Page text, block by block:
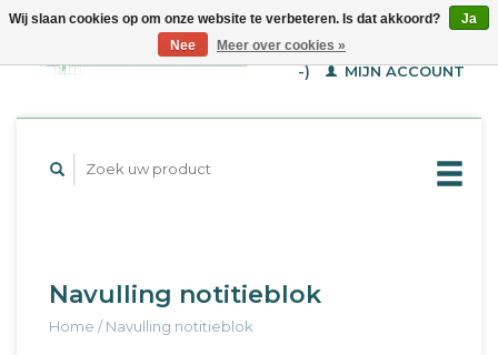
WINKELWAGEN (€--,-
-)
MIJN ACCOUNT
Navulling notitieblok
Home /Navulling notitieblok
Wij slaan cookies op om onze website te verbeteren. Is dat akkoord?
Ja
Nee
Meer over cookies »